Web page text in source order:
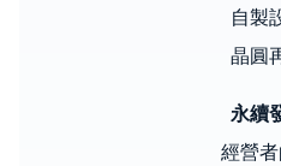
自製
晶圓
永續
經營